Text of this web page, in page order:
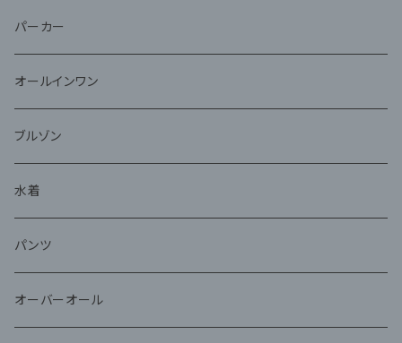
パーカー
オールインワン
ブルゾン
水着
パンツ
オーバーオール